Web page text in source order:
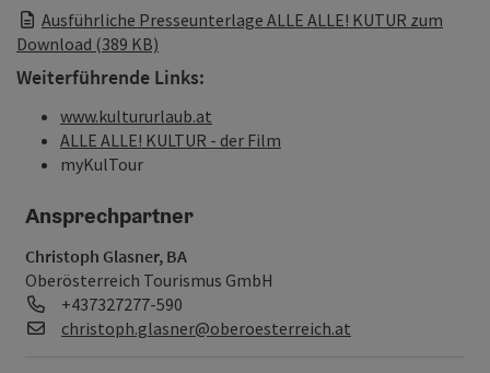
Ausführliche Presseunterlage ALLE ALLE! KUTUR zum
Download (389 KB)
Weiterführende Links:
www.kultururlaub.at
ALLE ALLE! KULTUR - der Film
myKulTour
Ansprechpartner
Christoph Glasner, BA
Oberösterreich Tourismus GmbH
Telefon
+437327277-590
E-Mail
christoph.glasner@oberoesterreich.at